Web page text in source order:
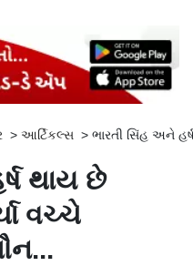
> આર્ટિકલ્સ > ભારતી સિંહ અને
થાય છે
વચ્ચે